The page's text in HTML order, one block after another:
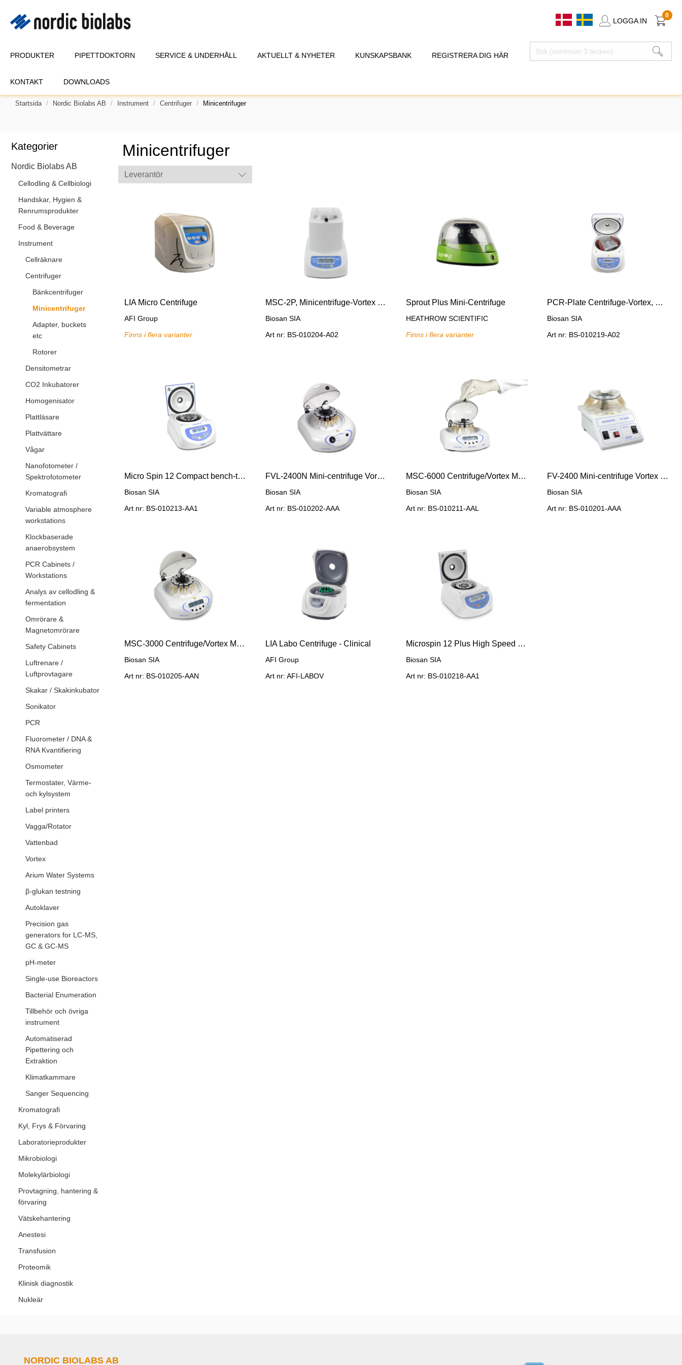
LOGGA IN
0
PRODUKTER PIPETTDOKTORN SERVICE & UNDERHÅLL AKTUELLT & NYHETER KUNSKAPSBANK REGISTRERA DIG HÄR
KONTAKT DOWNLOADS
Startsida Nordic Biolabs AB Instrument Centrifuger Minicentrifuger
Kategorier
Nordic Biolabs AB
Cellodling & Cellbiologi
Handskar, Hygien &
Renrumsprodukter
Food & Beverage
Instrument
Cellräknare
Centrifuger
Bänkcentrifuger
Minicentrifuger
Adapter, buckets
etc
Rotorer
Densitometrar
CO2 Inkubatorer
Homogenisator
Plattläsare
Plattvättare
Vågar
Nanofotometer /
Spektrofotometer
Kromatografi
Variable atmosphere
workstations
Klockbaserade
anaerobsystem
PCR Cabinets /
Workstations
Analys av cellodling &
fermentation
Omrörare &
Magnetomrörare
Safety Cabinets
Luftrenare /
Luftprovtagare
Skakar / Skakinkubator
Sonikator
PCR
Fluorometer / DNA &
RNA Kvantifiering
Osmometer
Termostater, Värme-
och kylsystem
Label printers
Vagga/Rotator
Vattenbad
Vortex
Arium Water Systems
β-glukan testning
Autoklaver
Precision gas
generators for LC-MS,
GC & GC-MS
pH-meter
Single-use Bioreactors
Bacterial Enumeration
Tillbehör och övriga
instrument
Automatiserad
Pipettering och
Extraktion
Klimatkammare
Sanger Sequencing
Kromatografi
Kyl, Frys & Förvaring
Laboratorieprodukter
Mikrobiologi
Molekylärbiologi
Provtagning, hantering &
förvaring
Vätskehantering
Anestesi
Transfusion
Proteomik
Klinisk diagnostik
Nukleär
Minicentrifuger
Leverantör
LIA Micro Centrifuge
AFI Group
Finns i flera varianter
MSC-2P, Minicentrifuge-Vortex for PCR plates (except full-skirted)
Biosan SIA
Art nr: BS-010204-A02
Sprout Plus Mini-Centrifuge
HEATHROW SCIENTIFIC
Finns i flera varianter
PCR-Plate Centrifuge-Vortex, CVP-2P
Biosan SIA
Art nr: BS-010219-A02
Micro Spin 12 Compact bench-top centrifuge
Biosan SIA
Art nr: BS-010213-AA1
FVL-2400N Mini-centrifuge Vortex Combispin
Biosan SIA
Art nr: BS-010202-AAA
MSC-6000 Centrifuge/Vortex Multispin
Biosan SIA
Art nr: BS-010211-AAL
FV-2400 Mini-centrifuge Vortex Microspin, Biosan WHITE
Biosan SIA
Art nr: BS-010201-AAA
MSC-3000 Centrifuge/Vortex Multispin
Biosan SIA
Art nr: BS-010205-AAN
LIA Labo Centrifuge - Clinical
AFI Group
Art nr: AFI-LABOV
Microspin 12 Plus High Speed Centrifuge
Biosan SIA
Art nr: BS-010218-AA1
NORDIC BIOLABS AB